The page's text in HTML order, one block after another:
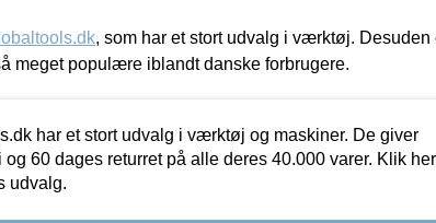
, som har et stort udvalg i værktøj. Desuden
meget populære iblandt danske forbrugere.
har et stort udvalg i værktøj og maskiner. De giver
og 60 dages returret på alle deres 40.000 varer. Klik
udvalg.